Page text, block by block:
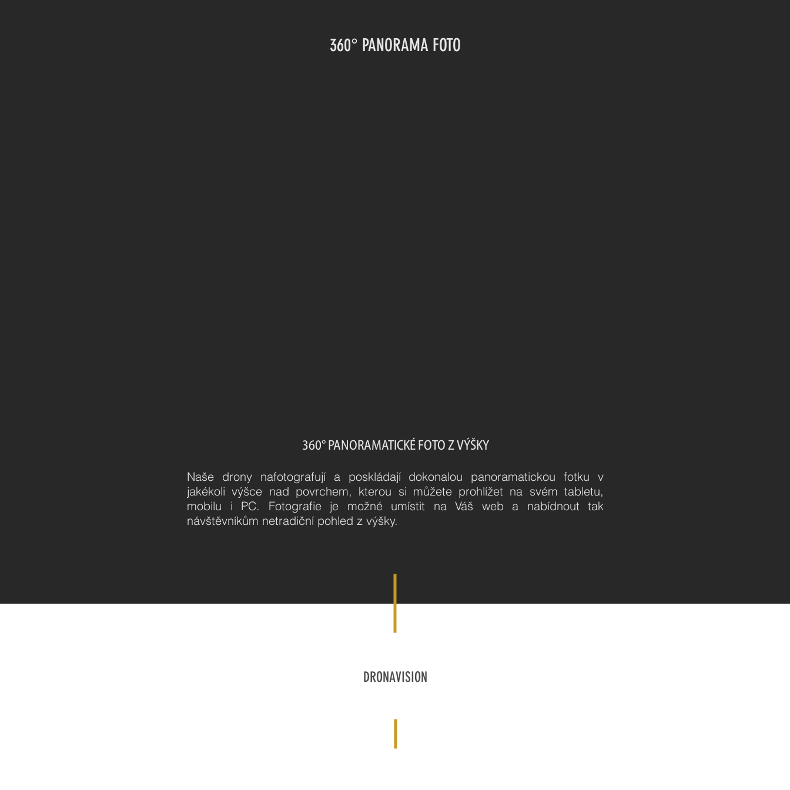
360° PANORAMA FOTO
360° PANORAMATICKÉ FOTO Z VÝŠKY
Naše drony nafotografují a poskládají dokonalou panoramatickou fotku v
jakékoli výšce nad povrchem, kterou si můžete prohlížet na svém tabletu,
mobilu i PC. Fotografie je možné umístit na Váš web a nabídnout tak
návštěvníkům netradiční pohled z výšky.
DRONAVISION